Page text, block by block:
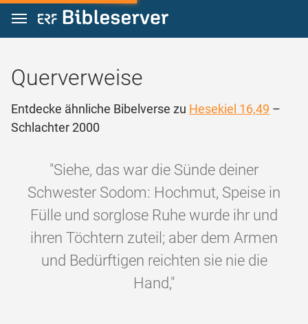
Zum Inhalt springen
Querverweise
Entdecke ähnliche Bibelverse zu Hesekiel 16,49 –
Schlachter 2000
"Siehe, das war die Sünde deiner
Schwester Sodom: Hochmut, Speise in
Fülle und sorglose Ruhe wurde ihr und
ihren Töchtern zuteil; aber dem Armen
und Bedürftigen reichten sie nie die
Hand,"